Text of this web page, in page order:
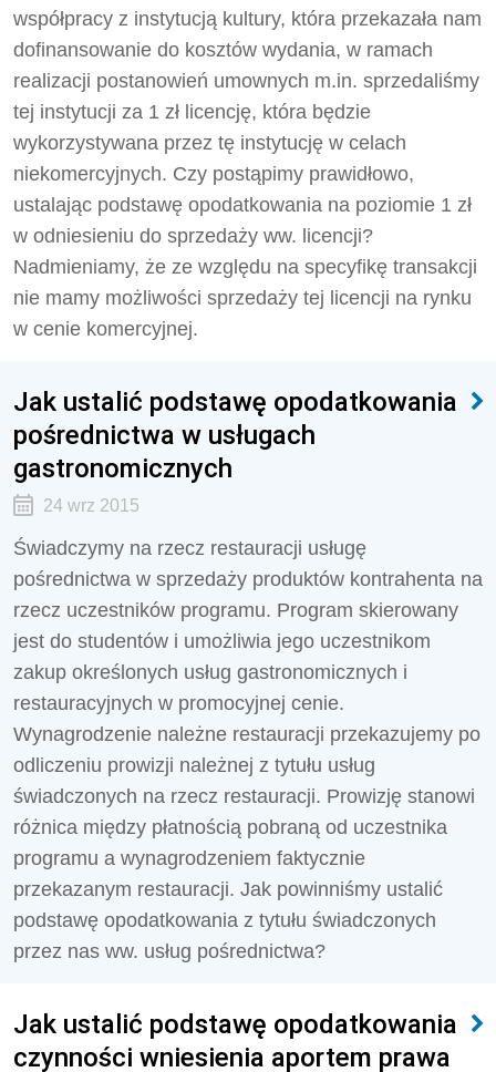
współpracy z instytucją kultury, która przekazała nam
dofinansowanie do kosztów wydania, w ramach
realizacji postanowień umownych m.in. sprze­daliśmy
tej instytucji za 1 zł licencję, która będzie
wykorzystywana przez tę instytucję w celach
niekomercyjnych. Czy postąpimy prawidłowo,
ustalając podstawę opodatkowania na poziomie 1 zł
w odniesieniu do sprzedaży ww. licencji?
Nadmieniamy, że ze względu na specyfikę transakcji
nie mamy możliwości sprzedaży tej licencji na rynku
w cenie komercyjnej.
Jak ustalić podstawę opodatkowania
pośrednictwa w usługach
gastronomicznych
24 wrz 2015
Świadczymy na rzecz restauracji usługę
pośrednictwa w sprzedaży produktów kontrahenta na
rzecz uczestników programu. Program skierowany
jest do studentów i umożliwia jego uczestnikom
zakup określonych usług gastronomicznych i
restauracyjnych w promocyjnej cenie.
Wynagrodzenie należ­ne restauracji przekazujemy po
odliczeniu prowizji należnej z tytułu usług
świadczonych na rzecz restauracji. Prowizję stanowi
różnica między płatnością pobraną od uczestnika
programu a wyna­grodzeniem faktycznie
przekazanym restauracji. Jak powinniśmy ustalić
podstawę opodatkowania z tytułu świadczonych
przez nas ww. usług pośrednictwa?
Jak ustalić podstawę opodatkowania
czynności wniesienia aportem prawa